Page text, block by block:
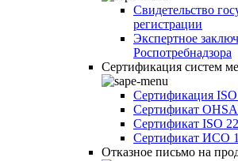
Свидетельство
регистрации
Экспертное
Роспотребнадзора
Сертификация систем
Сертификация ISO
Сертификат
Сертификат ISO
Сертификат ИСО
Отказное письмо на